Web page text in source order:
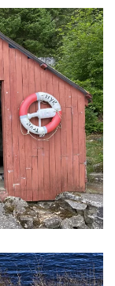
som kan